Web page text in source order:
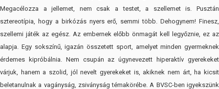
Megacélozza a jellemet, nem csak a testet, a szellemet is. Pusztán
sztereotípia, hogy a birkózás nyers erő, semmi több. Dehogynem! Finesz,
szellemi játék az egész. Az embernek előbb önmagát kell legyőznie, ez az
alapja. Egy sokszínű, igazán összetett sport, amelyet minden gyermeknek
érdemes kipróbálnia. Nem csupán az úgynevezett hiperaktív gyerekeket
várjuk, hanem a szolid, jól nevelt gyerekeket is, akiknek nem árt, ha kicsit
beletanulnak a vagányság, zsiványság témakörébe. A BVSC-ben igyekszünk